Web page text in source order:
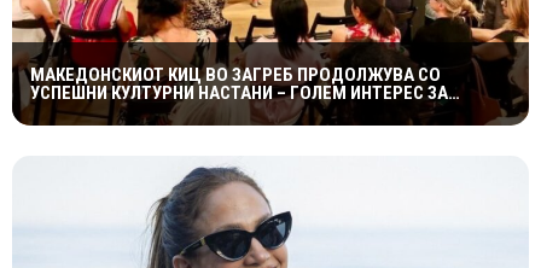
МАКЕДОНСКИОТ КИЦ ВО ЗАГРЕБ ПРОДОЛЖУВА СО
УСПЕШНИ КУЛТУРНИ НАСТАНИ – ГОЛЕМ ИНТЕРЕС ЗА
„ИСТОРИЈА НА МАКЕДОНСКАТА РОК МУЗИКА“